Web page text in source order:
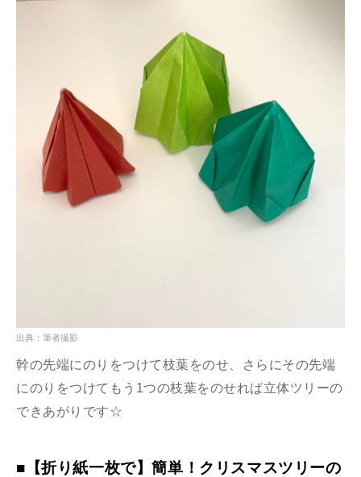
出典：筆者撮影
幹の先端にのりをつけて枝葉をのせ、さらにその先端
にのりをつけてもう1つの枝葉をのせれば立体ツリーの
できあがりです☆
■【折り紙一枚で】簡単！クリスマスツリーの